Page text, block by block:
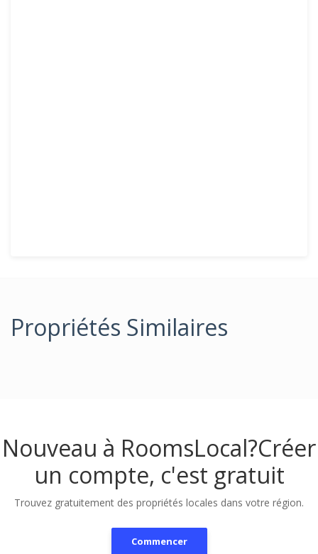
Propriétés Similaires
Nouveau à RoomsLocal?Créer
un compte, c'est gratuit
Trouvez gratuitement des propriétés locales dans votre région.
Commencer